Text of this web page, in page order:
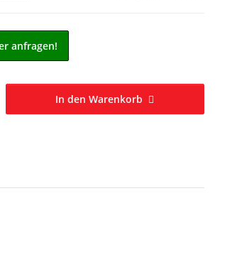
anfragen!
In den Warenkorb